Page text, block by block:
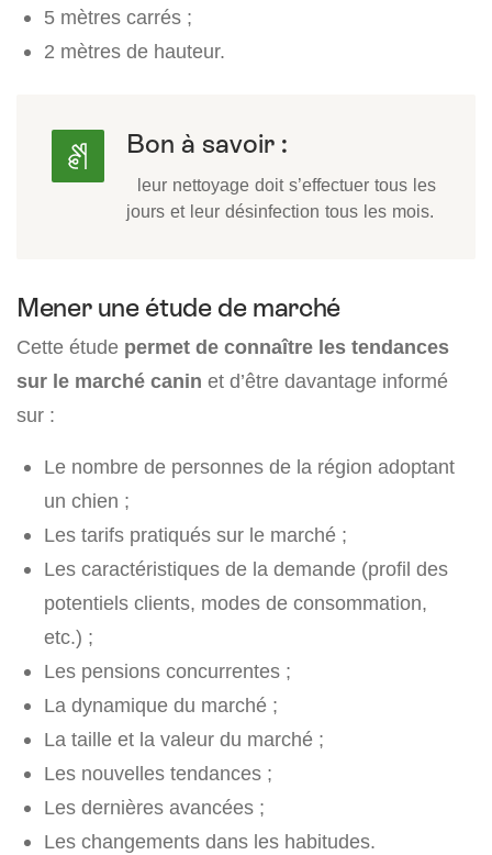
5 mètres carrés ;
2 mètres de hauteur.
Bon à savoir :
leur nettoyage doit s’effectuer tous les
jours et leur désinfection tous les mois.
Mener une étude de marché
Cette étude permet de connaître les tendances
sur le marché canin et d’être davantage informé
sur :
Le nombre de personnes de la région adoptant
un chien ;
Les tarifs pratiqués sur le marché ;
Les caractéristiques de la demande (profil des
potentiels clients, modes de consommation,
etc.) ;
Les pensions concurrentes ;
La dynamique du marché ;
La taille et la valeur du marché ;
Les nouvelles tendances ;
Les dernières avancées ;
Les changements dans les habitudes.